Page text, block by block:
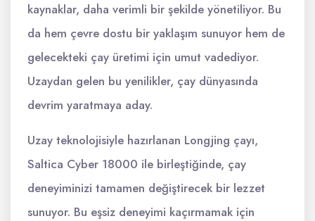
kaynaklar, daha verimli bir şekilde yönetiliyor. Bu
da hem çevre dostu bir yaklaşım sunuyor hem de
gelecekteki çay üretimi için umut vadediyor.
Uzaydan gelen bu yenilikler, çay dünyasında
devrim yaratmaya aday.
Uzay teknolojisiyle hazırlanan Longjing çayı,
Saltica Cyber 18000 ile birleştiğinde, çay
deneyiminizi tamamen değiştirecek bir lezzet
sunuyor. Bu eşsiz deneyimi kaçırmamak için